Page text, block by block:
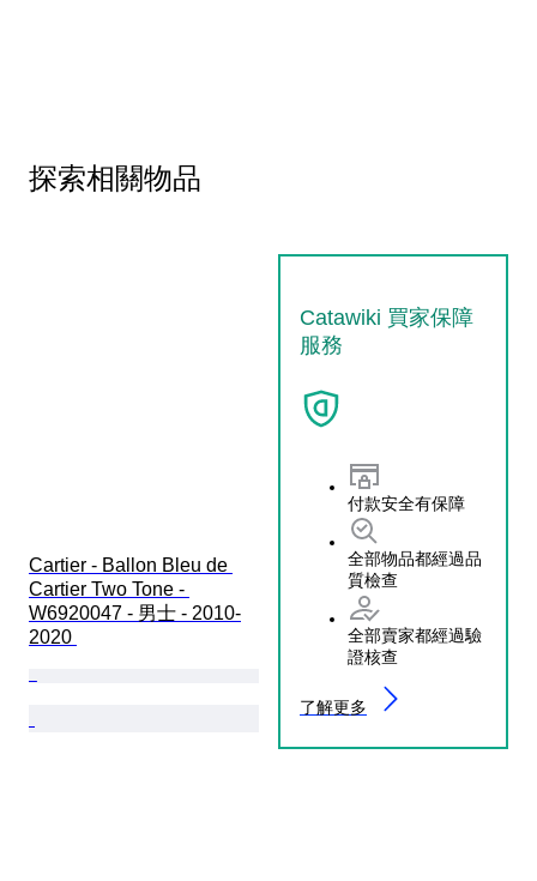
探索相關物品
Catawiki 買家保障
服務
付款安全有保障
全部物品都經過品
質檢查
全部賣家都經過驗
證核查
了解更多
Cartier - Ballon Bleu de
Cartier Two Tone -
W6920047 - 男士 - 2010-
2020